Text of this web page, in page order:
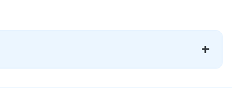
ahmedabad
+